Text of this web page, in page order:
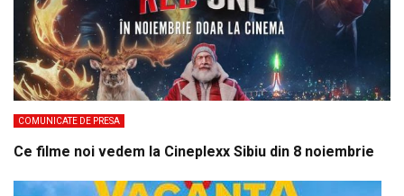
COMUNICATE DE PRESA
Ce filme noi vedem la Cineplexx Sibiu din 8 noiembrie